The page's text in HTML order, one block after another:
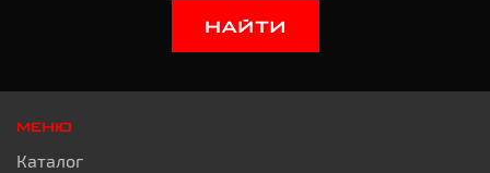
НАЙТИ
МЕНЮ
Каталог